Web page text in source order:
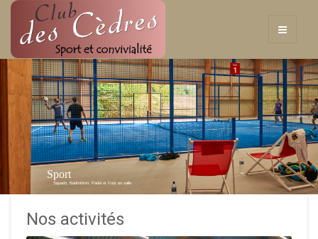
Sport
Squash, Badminton, Padel et Foot en salle
Nos activités